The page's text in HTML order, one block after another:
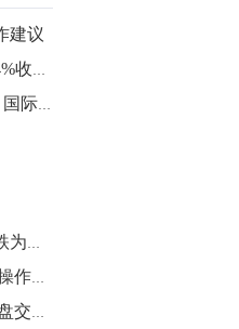
月
阶
，
黄
报
建议
需求悲观预期或现转机 布油收涨逾4%收复60美元关口
熊在敲门！OPEC减产成果回吐殆尽 国际油价面临新一轮闪崩威胁
猎鹰解期： 焦炭2001合约，弱势看跌为主，冲高1972-1990区间分批进场空
金山论期：夜盘及8月14日商品期货操作策略
猎鹰解期：8月13日期货主力品种夜盘交易提示（图文版）